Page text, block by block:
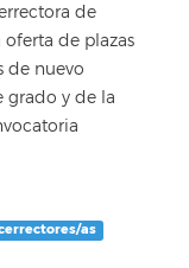
de
oferta de plazas
de nuevo
grado y de la
as